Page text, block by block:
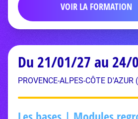
VOIR LA FORMATION
Du 21/01/27 au 24/
PROVENCE-ALPES-CÔTE D'AZUR